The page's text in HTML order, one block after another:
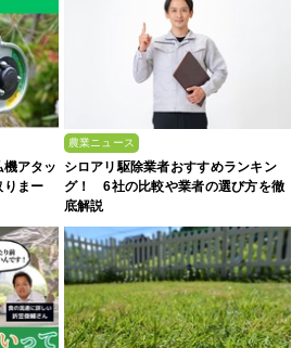
アタッ
りまー
農業ニュース
シロアリ駆除業者おすすめランキン
グ！ 6社の比較や業者の選び方を徹
底解説